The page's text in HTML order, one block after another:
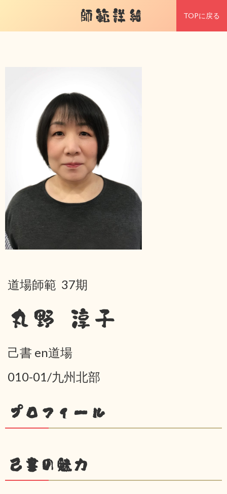
師範詳細 TOPに戻る
道場師範 37期
丸野 淳子
己書 en道場
010-01/九州北部
プロフィール
己書の魅力